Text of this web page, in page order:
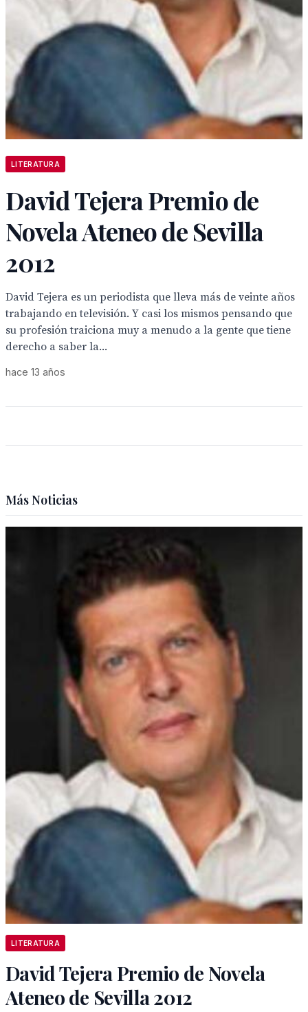
LITERATURA
David Tejera Premio de
Novela Ateneo de Sevilla
2012
David Tejera es un periodista que lleva más de veinte años
trabajando en televisión. Y casi los mismos pensando que
su profesión traiciona muy a menudo a la gente que tiene
derecho a saber la...
hace 13 años
Más Noticias
LITERATURA
David Tejera Premio de Novela
Ateneo de Sevilla 2012